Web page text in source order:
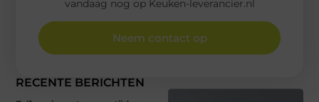
RECENTE BERICHTEN
vandaag nog op Keuken-leverancier.nl
Neem contact op